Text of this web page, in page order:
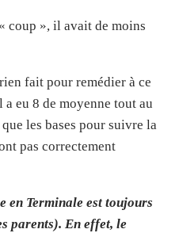
coup », il avait de moins
fait pour remédier à ce
eu 8 de moyenne tout au
les bases pour suivre la
pas correctement
en Terminale est toujours
parents). En effet, le